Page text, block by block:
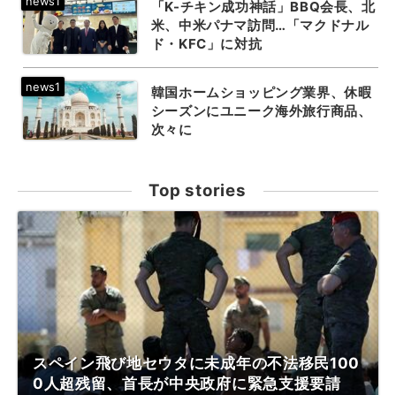
「K-チキン成功神話」BBQ会長、北
米、中米パナマ訪問…「マクドナル
ド・KFC」に対抗
韓国ホームショッピング業界、休暇
シーズンにユニーク海外旅行商品、
次々に
Top stories
スペイン飛び地セウタに未成年の不法移民100
0人超残留、首長が中央政府に緊急支援要請